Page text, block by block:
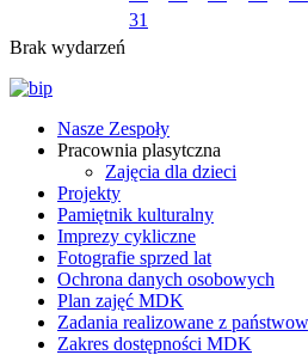
31
Brak wydarzeń
Nasze Zespoły
Pracownia plasytczna
Zajęcia dla dzieci
Projekty
Pamiętnik kulturalny
Imprezy cykliczne
Fotografie sprzed lat
Ochrona danych osobowych
Plan zajęć MDK
Zadania realizowane z
Zakres dostępności MDK